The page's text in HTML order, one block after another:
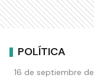
POLÍTICA
16 de septiembre